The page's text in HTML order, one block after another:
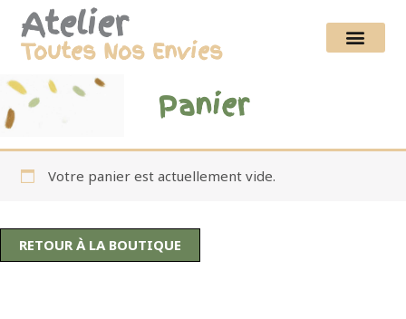
Atelier
Toutes Nos Envies
Panier
Votre panier est actuellement vide.
RETOUR À LA BOUTIQUE